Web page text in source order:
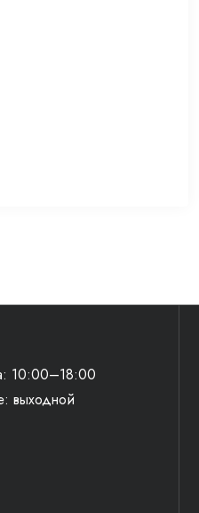
10:00–18:00
выходной